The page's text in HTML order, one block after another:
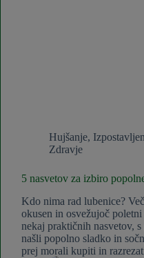
Hujšanje,
Zdravje
5 nasvetov za izbiro
Kdo nima rad lubenice?
okusen in osvežujoč
nekaj praktičnih nasvetov,
našli popolno sladko in
prej morali kupiti in